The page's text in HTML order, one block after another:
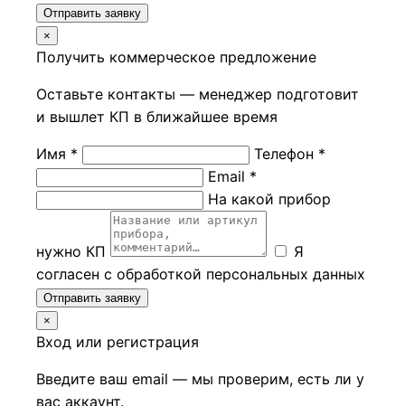
Отправить заявку
×
Получить коммерческое предложение
Оставьте контакты — менеджер подготовит
и вышлет КП в ближайшее время
Имя *
Телефон *
Email *
На какой прибор
нужно КП
Я
согласен с обработкой персональных данных
Отправить заявку
×
Вход или регистрация
Введите ваш email — мы проверим, есть ли у
вас аккаунт.